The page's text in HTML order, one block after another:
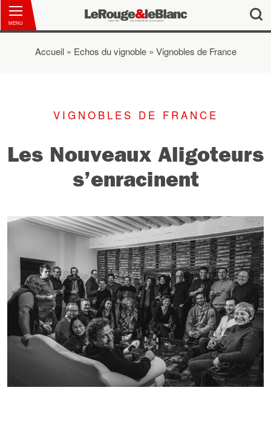
MENU
Accueil» Echos du vignoble» Vignobles de France
VIGNOBLES DE FRANCE
Les Nouveaux Aligoteurs
s’enracinent